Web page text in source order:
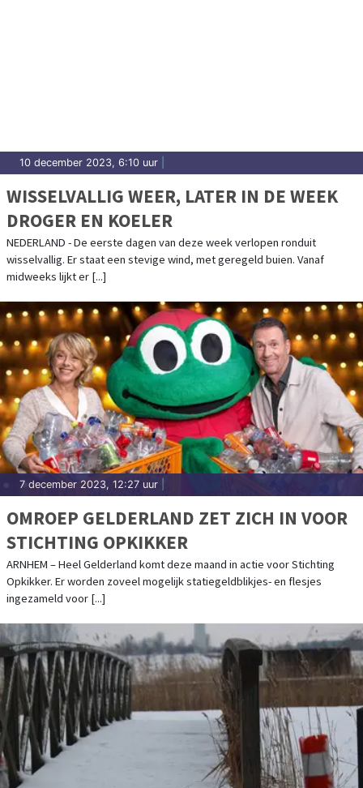
10 december 2023, 6:10 uur
WISSELVALLIG WEER, LATER IN DE WEEK
DROGER EN KOELER
NEDERLAND - De eerste dagen van deze week verlopen ronduit
wisselvallig. Er staat een stevige wind, met geregeld buien. Vanaf
midweeks lijkt er [...]
7 december 2023, 12:27 uur
OMROEP GELDERLAND ZET ZICH IN VOOR
STICHTING OPKIKKER
ARNHEM – Heel Gelderland komt deze maand in actie voor Stichting
Opkikker. Er worden zoveel mogelijk statiegeldblikjes- en flesjes
ingezameld voor [...]